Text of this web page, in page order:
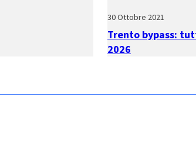
30 Ottobre 2021
Trento bypass:
2026